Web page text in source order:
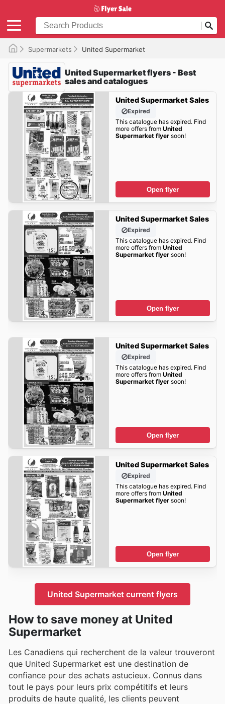
Supermarkets United Supermarket
United Supermarket flyers - Best
sales and catalogues
United Supermarket Sales
Expired
This catalogue has expired. Find
more offers from United
Supermarket flyersoon!
Open flyer
United Supermarket Sales
Expired
This catalogue has expired. Find
more offers from United
Supermarket flyersoon!
Open flyer
United Supermarket Sales
Expired
This catalogue has expired. Find
more offers from United
Supermarket flyersoon!
Open flyer
United Supermarket Sales
Expired
This catalogue has expired. Find
more offers from United
Supermarket flyersoon!
Open flyer
United Supermarket current flyers
How to save money at United
Supermarket
Les Canadiens qui recherchent de la valeur trouveront
que United Supermarket est une destination de
confiance pour des achats astucieux. Connus dans
tout le pays pour leurs prix compétitifs et leurs
produits de haute qualité, les clients peuvent